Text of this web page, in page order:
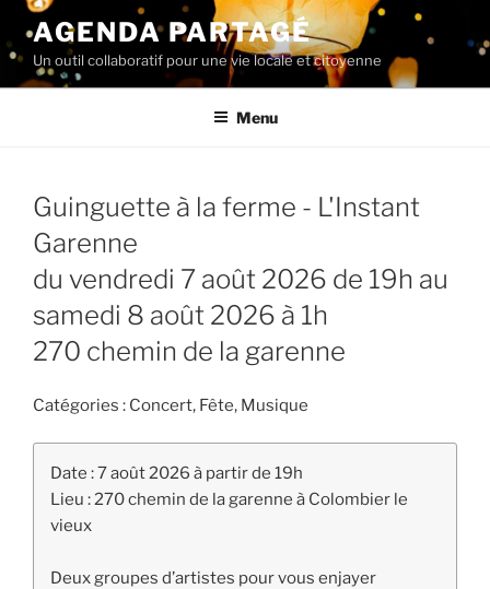
Aller
au
contenu
principal
AGENDA PARTAGÉ
Un outil collaboratif pour une vie locale et citoyenne
Menu
Guinguette à la ferme - L'Instant
Garenne
du vendredi 7 août 2026 de 19h au
samedi 8 août 2026 à 1h
270 chemin de la garenne
Catégories : Concert, Fête, Musique
Date : 7 août 2026 à partir de 19h
Lieu : 270 chemin de la garenne à Colombier le
vieux
Deux groupes d’artistes pour vous enjayer